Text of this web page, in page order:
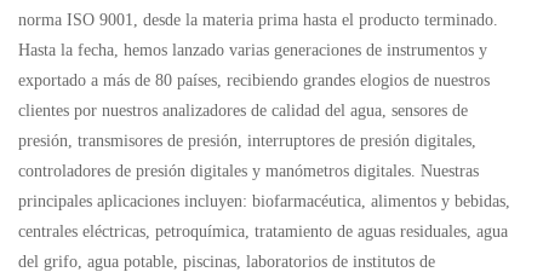
norma ISO 9001, desde la materia prima hasta el producto terminado.
Hasta la fecha, hemos lanzado varias generaciones de instrumentos y
exportado a más de 80 países, recibiendo grandes elogios de nuestros
clientes por nuestros analizadores de calidad del agua, sensores de
presión, transmisores de presión, interruptores de presión digitales,
controladores de presión digitales y manómetros digitales. Nuestras
principales aplicaciones incluyen: biofarmacéutica, alimentos y bebidas,
centrales eléctricas, petroquímica, tratamiento de aguas residuales, agua
del grifo, agua potable, piscinas, laboratorios de institutos de